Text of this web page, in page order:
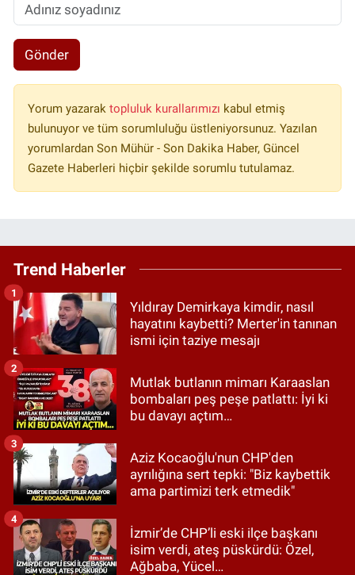
Gönder
Yorum yazarak topluluk kurallarımızı kabul etmiş
bulunuyor ve tüm sorumluluğu üstleniyorsunuz. Yazılan
yorumlardan Son Mühür - Son Dakika Haber, Güncel
Gazete Haberleri hiçbir şekilde sorumlu tutulamaz.
Trend Haberler
Yıldıray Demirkaya kimdir, nasıl
hayatını kaybetti? Merter'in tanınan
ismi için taziye mesajı
1
Mutlak butlanın mimarı Karaaslan
bombaları peş peşe patlattı: İyi ki
bu davayı açtım…
2
Aziz Kocaoğlu'nun CHP'den
ayrılığına sert tepki: "Biz kaybettik
ama partimizi terk etmedik"
3
İzmir’de CHP’li eski ilçe başkanı
isim verdi, ateş püskürdü: Özel,
Ağbaba, Yücel…
4